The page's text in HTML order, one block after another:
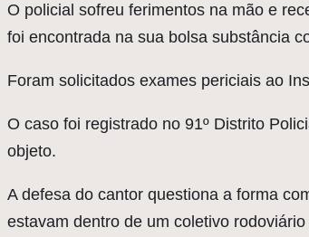
O policial sofreu ferimentos na mão e
foi encontrada na sua bolsa substância
Foram solicitados exames periciais ao
O caso foi registrado no 91º Distrito
objeto.
A defesa do cantor questiona a forma
estavam dentro de um coletivo